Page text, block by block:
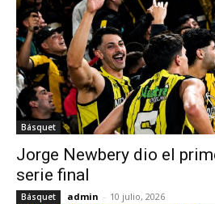
Básquet
Jorge Newbery dio el
serie final
Básquet admin - 10 julio, 2026